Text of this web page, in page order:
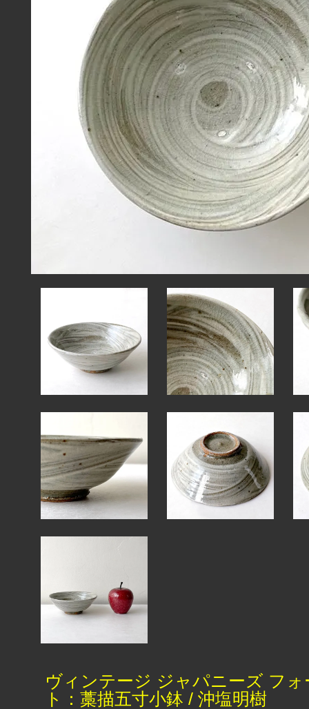
ヴィンテージ ジャパニーズ フォ
ト：藁描五寸小鉢 / 沖塩明樹